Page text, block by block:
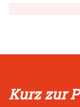
Kurz zur